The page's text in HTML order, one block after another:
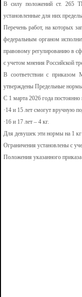
В силу положений ст. 265
установленные для них
Перечень работ, на которых
федеральным органом
правовому регулированию в
с учетом мнения Российской
В соответствии с приказом
утверждены Предельные нормы
С 1 марта 2026 года
·14 и 15 лет смогут вручную
·16 и 17 лет – 4 кг.
Для девушек эти нормы на 1
Ограничения установлены с
Положения указанного